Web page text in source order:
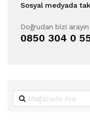
Sosyal medyada
Doğrudan bizi arayın
0850 304 0